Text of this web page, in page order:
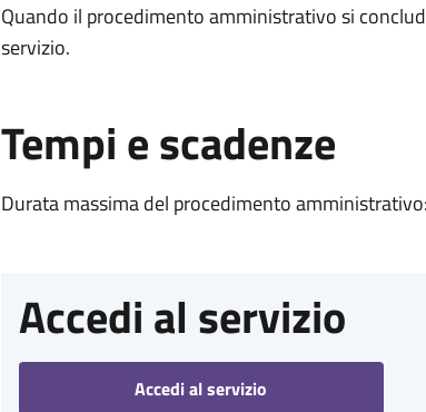
Quando il procedimento amministrativo si
servizio.
Tempi e scadenze
Durata massima del procedimento
Accedi al servizio
Accedi al servizio